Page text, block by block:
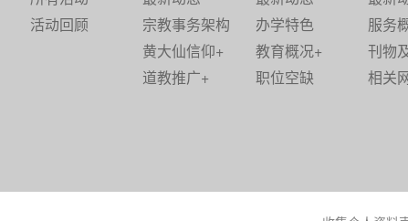
活动回顾
宗教事务架构
黄大仙信仰+
道教推广+
办学特色
教育概况+
职位空缺
服务
刊物
相关